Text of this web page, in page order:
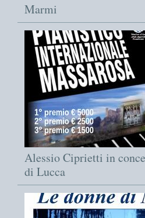
Marmi
Alessio Ciprietti in
di Lucca